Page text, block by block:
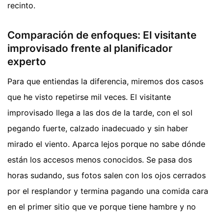
recinto.
Comparación de enfoques: El visitante
improvisado frente al planificador
experto
Para que entiendas la diferencia, miremos dos casos
que he visto repetirse mil veces. El visitante
improvisado llega a las dos de la tarde, con el sol
pegando fuerte, calzado inadecuado y sin haber
mirado el viento. Aparca lejos porque no sabe dónde
están los accesos menos conocidos. Se pasa dos
horas sudando, sus fotos salen con los ojos cerrados
por el resplandor y termina pagando una comida cara
en el primer sitio que ve porque tiene hambre y no